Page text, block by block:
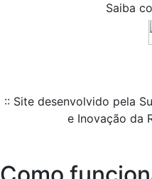
Saiba
:: Site desenvolvido pela
e Inovação da